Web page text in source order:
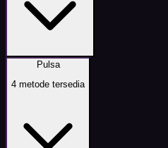
Pulsa
4 metode tersedia